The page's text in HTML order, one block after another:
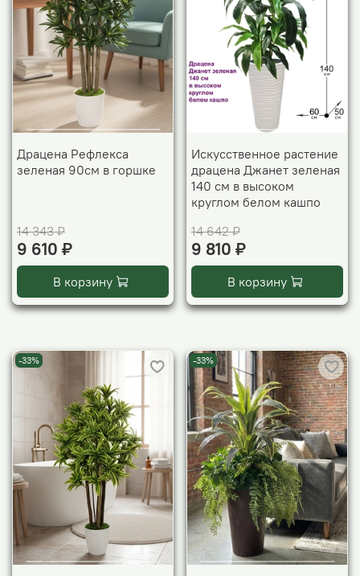
Драцена Рефлекса
зеленая 90см в горшке
14 343 ₽
9 610 ₽
В корзину
Искусственное растение
драцена Джанет зеленая
140 см в высоком
круглом белом кашпо
14 642 ₽
9 810 ₽
В корзину
-33% -33%